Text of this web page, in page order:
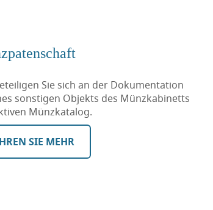
Sie sich an der Dokumentation
sonstigen Objekts des Münzkabinetts
Münzkatalog.
SIE MEHR